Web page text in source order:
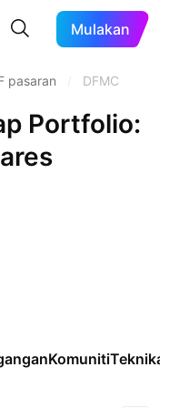
Mulakan
pasaran DFMC
Portfolio:
KomunitiTeknikal